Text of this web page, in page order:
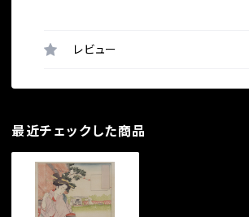
レビュー
最近チェックした商品